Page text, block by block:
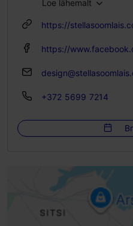
L 11:00–17:00
Loe lähemalt
https://
https://
+372 5699 7214